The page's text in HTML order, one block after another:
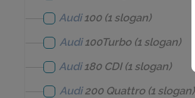
Audi 100(1 slogan)
Audi 100Turbo(1 slogan)
Audi 180 CDI(1 slogan)
Audi 200 Quattro(1 slogan)